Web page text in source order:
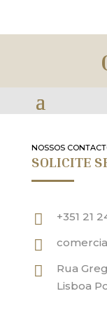
NOSSOS
SOLICITE
 +351 21


Rua
Lisboa